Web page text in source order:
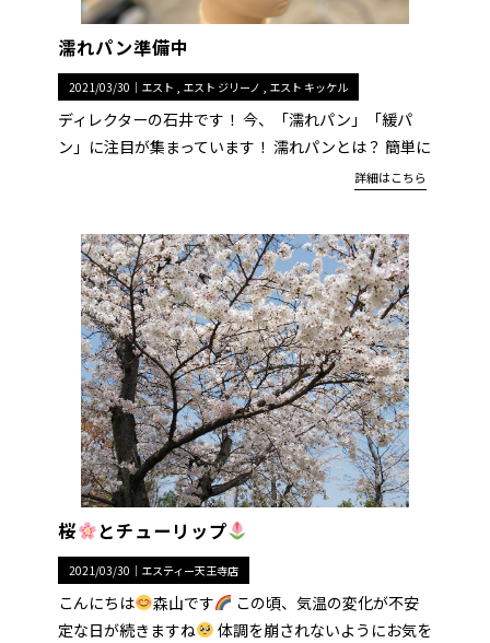
濡れパン準備中
2021/03/30｜ エスト エスト ジリーノ エスト キッケル
ディレクターの石井です！ 今、「濡れパン」「緩パ
ン」に注目が集まっています！ 濡れパンとは？ 簡単に
詳細はこちら
桜 とチューリップ
2021/03/30｜ エスティー天王寺店
こんにちは 森山です
この頃、気温の変化が不安
定な日が続きますね
体調を崩されないようにお気を